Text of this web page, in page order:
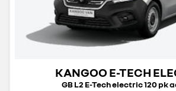
KANGOO E-TECH
GB L2 E-Tech electric 120 pk